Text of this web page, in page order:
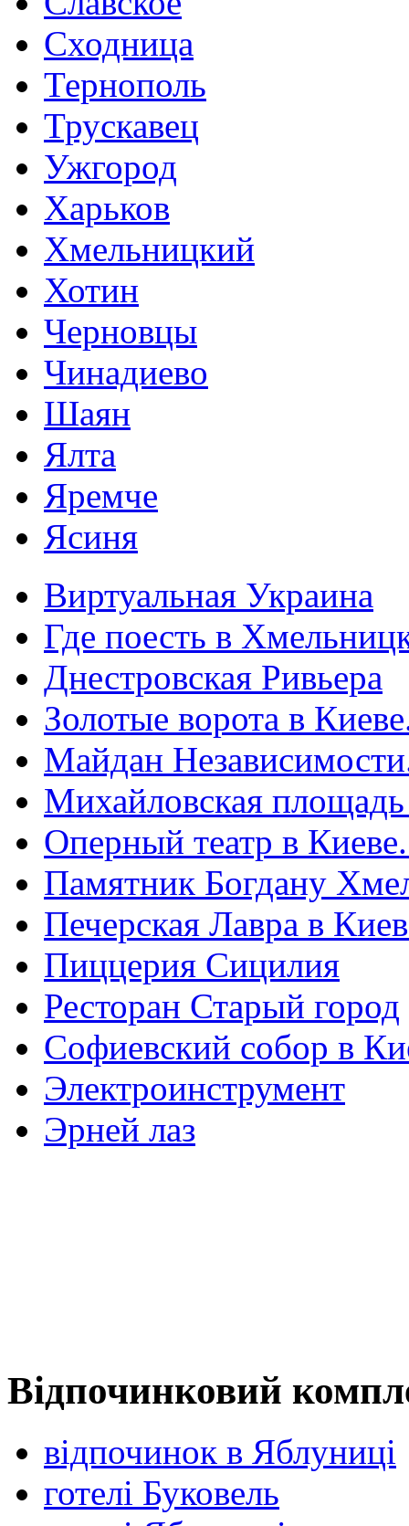
Сходница
Тернополь
Трускавец
Ужгород
Харьков
Хмельницкий
Хотин
Черновцы
Чинадиево
Шаян
Ялта
Яремче
Ясиня
Виртуальная Украина
Где поесть в
Днестровская Ривьера
Золотые ворота в
Майдан
Михайловская
Оперный театр в
Памятник Богдану
Печерская Лавра в
Пиццерия Сицилия
Ресторан Старый город
Софиевский собор в
Электроинструмент
Эрней лаз
Відпочинковий
відпочинок в Яблуниці
готелі Буковель